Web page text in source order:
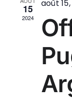
15
2024
août